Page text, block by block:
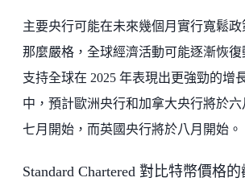
主要央行可能在未來幾個月實行寬鬆
那麼嚴格，全球經濟活動可能逐漸恢
支持全球在 2025 年表現出更強勁的增
中，預計歐洲央行和加拿大央行將於
七月開始，而英國央行將於八月開始。
Standard Chartered 對比特幣價格